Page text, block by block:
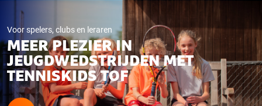
Voor spelers, clubs en leraren
MEER PLEZIER IN
JEUGDWEDSTRIJDEN MET
TENNISKIDS TOF